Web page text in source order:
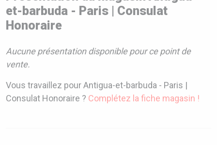
et-barbuda - Paris | Consulat
Honoraire
Aucune présentation disponible pour ce point de
vente.
Vous travaillez pour Antigua-et-barbuda - Paris |
Consulat Honoraire ? Complétez la fiche magasin !